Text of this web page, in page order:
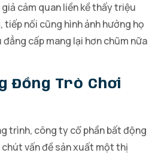
cảm quan liền kề thấy triệu
nối cũng hình ảnh hưởng họ
cấp mang lại hơn chũm nữa
Đồng Trò Chơi
trình, công ty cổ phần bất động
vấn đề sản xuất một thị